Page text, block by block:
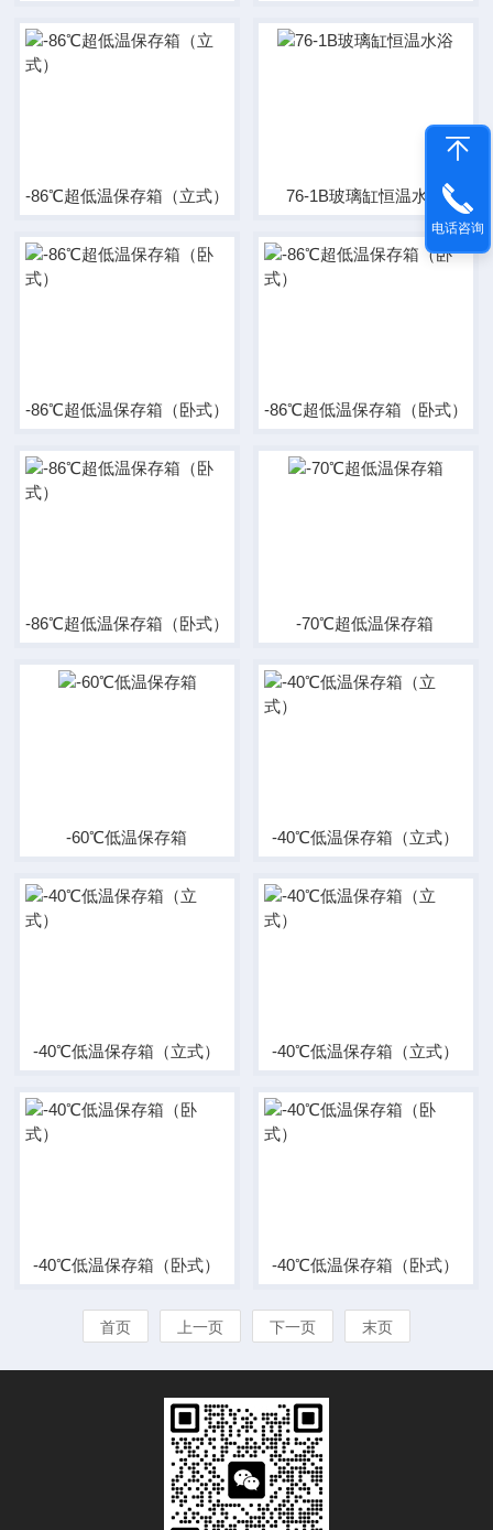
-86℃超低温保存箱（立式） 76-1B玻璃缸恒温水浴
-86℃超低温保存箱（卧式） -86℃超低温保存箱（卧式）
-86℃超低温保存箱（卧式） -70℃超低温保存箱
-60℃低温保存箱 -40℃低温保存箱（立式）
-40℃低温保存箱（立式） -40℃低温保存箱（立式）
-40℃低温保存箱（卧式） -40℃低温保存箱（卧式）
首页 上一页 下一页 末页
电话咨询